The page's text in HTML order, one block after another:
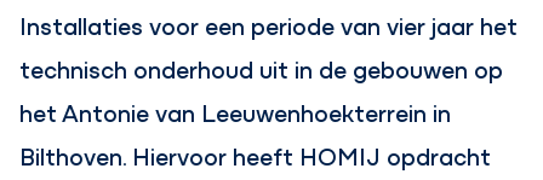
Installaties voor een periode van vier jaar het
technisch onderhoud uit in de gebouwen op
het Antonie van Leeuwenhoekterrein in
Bilthoven. Hiervoor heeft HOMIJ opdracht